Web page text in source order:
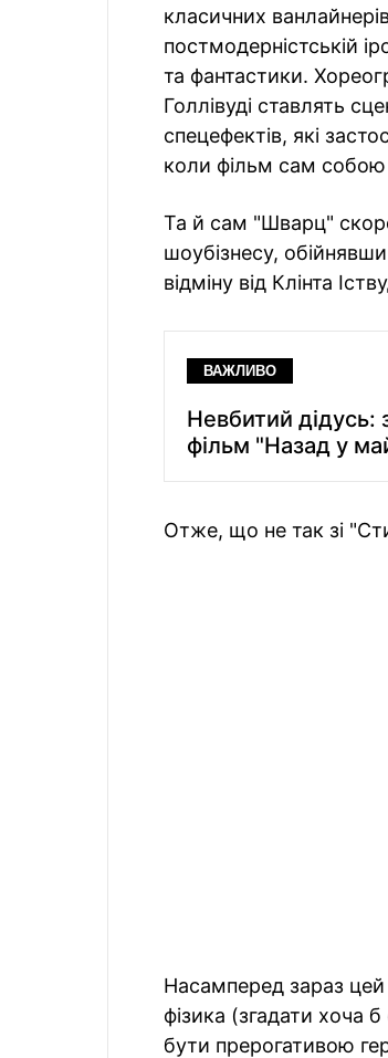
класичних
постмодерністській
та фантастики.
Голлівуді ставлять
спецефектів, які
коли фільм сам собою
Та й сам "Шварц"
шоубізнесу,
відміну від Клінта
ВАЖЛИВО
Невбитий дідусь:
фільм "Назад у
Отже, що не так зі
Насамперед зараз
фізика (згадати хоча
бути прерогативою